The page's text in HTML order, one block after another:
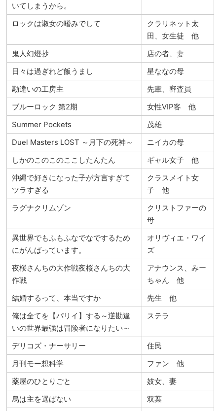
いてしまうから。
ロックは淑女の嗜みでして
クラリネット太
田、女生徒 他
鬼人幻燈抄
店の者、妻
日々は過ぎれど飯うまし
星ななの母
勘違いの工房主
先輩、審査員
ブルーロック 第2期
女性VIP客 他
Summer Pockets
茂雄
Duel Masters LOST ～月下の死神～
ニイカの母
しかのこのこのここしたんたん
ギャル女子 他
沖縄で好きになった子が方言すぎて
ツラすぎる
クラスメイト女
子 他
ラグナクリムゾン
クリストファーの
母
異世界でもふもふなでなでするため
にがんばっています。
オリヴィエ・ワイ
ズ
夜桜さんちの大作戦夜桜さんちの大
作戦
アナウンス、みー
ちゃん 他
結婚するって、本当ですか
先生 他
俺は全てを【パリイ】する～逆勘違
いの世界最強は冒険者になりたい～
ステラ
デリコズ・ナーサリー
住民
月刊モー想科学
ファン 他
薬屋のひとりごと
妓女、妻
烏は主を選ばない
双葉